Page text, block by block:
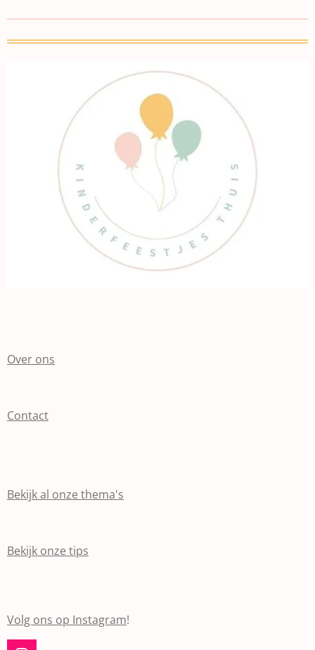
Over ons
Contact
Bekijk al onze thema's
Bekijk onze tips
Volg ons op Instagram!